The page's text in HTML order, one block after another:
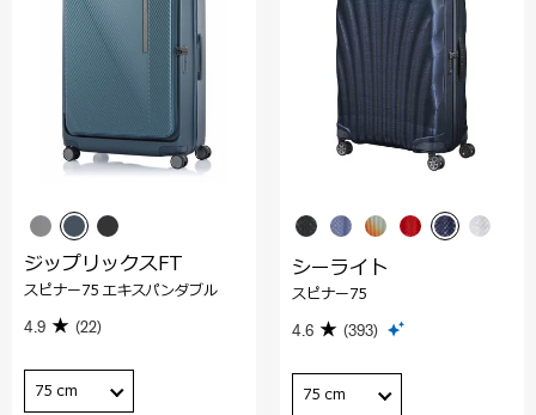
ジップリックスFT
スピナー75 エキスパンダブル
4.9 (22)
75 cm
シーライト
スピナー75
4.6 (393)
75 cm